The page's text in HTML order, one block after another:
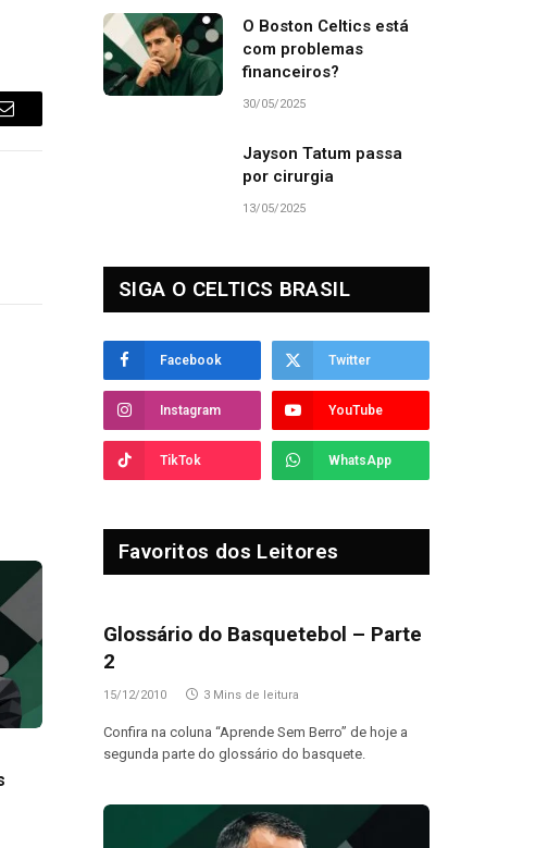
E-
O Boston Celtics está
com problemas
financeiros?
30/05/2025
Jayson Tatum passa
por cirurgia
13/05/2025
SIGA O CELTICS BRASIL
Facebook Twitter
Instagram YouTube
TikTok WhatsApp
Favoritos dos Leitores
Glossário do Basquetebol – Parte
2
15/12/2010 3 Mins de leitura
Confira na coluna “Aprende Sem Berro” de hoje a
segunda parte do glossário do basquete.